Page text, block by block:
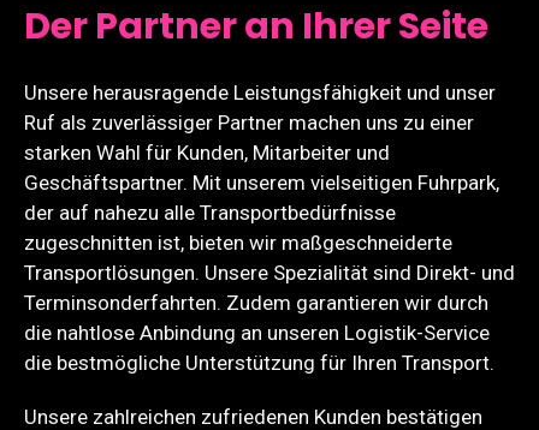
Der Partner an Ihrer Seite
Unsere herausragende Leistungsfähigkeit und unser
Ruf als zuverlässiger Partner machen uns zu einer
starken Wahl für Kunden, Mitarbeiter und
Geschäftspartner. Mit unserem vielseitigen Fuhrpark,
der auf nahezu alle Transportbedürfnisse
zugeschnitten ist, bieten wir maßgeschneiderte
Transportlösungen. Unsere Spezialität sind Direkt- und
Terminsonderfahrten. Zudem garantieren wir durch
die nahtlose Anbindung an unseren Logistik-Service
die bestmögliche Unterstützung für Ihren Transport.
Unsere zahlreichen zufriedenen Kunden bestätigen